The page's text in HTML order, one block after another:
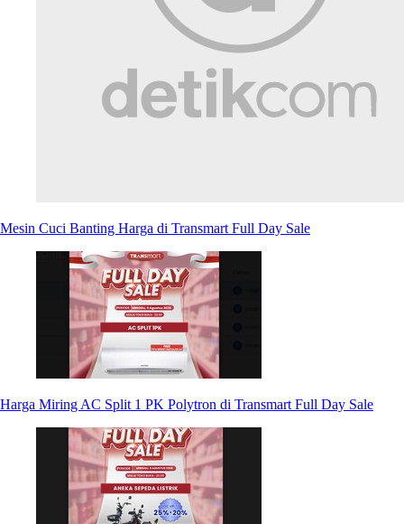
Mesin Cuci Banting Harga di Transmart Full Day Sale
Harga Miring AC Split 1 PK Polytron di Transmart Full Day Sale